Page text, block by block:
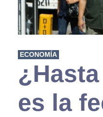
ECONOMÍA
es la